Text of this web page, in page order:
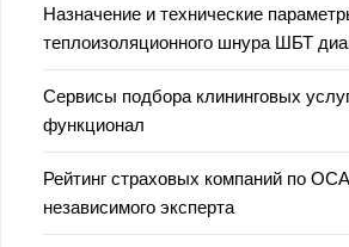
Назначение и технические
теплоизоляционного шнура ШБТ
Сервисы подбора клининговых
функционал
Рейтинг страховых компаний по
независимого эксперта